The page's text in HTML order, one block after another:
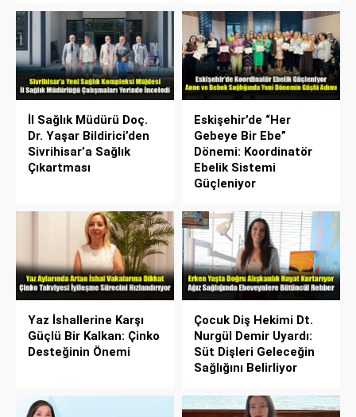
İl Sağlık Müdürü Doç.
Dr. Yaşar Bildirici’den
Sivrihisar’a Sağlık
Çıkartması
Eskişehir’de “Her
Gebeye Bir Ebe”
Dönemi: Koordinatör
Ebelik Sistemi
Güçleniyor
Yaz İshallerine Karşı
Güçlü Bir Kalkan: Çinko
Desteğinin Önemi
Çocuk Diş Hekimi Dt.
Nurgül Demir Uyardı:
Süt Dişleri Geleceğin
Sağlığını Belirliyor